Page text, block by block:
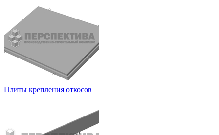
Плиты крепления откосов